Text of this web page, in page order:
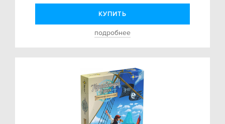
КУПИТЬ
подробнее